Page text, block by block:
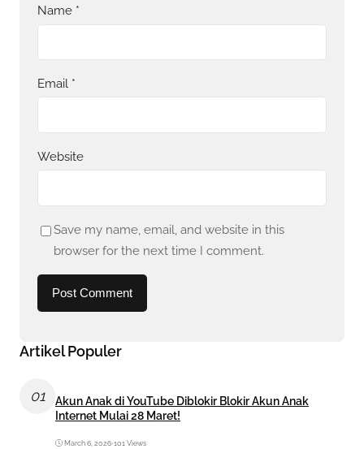
Name *
Email *
Website
Save my name, email, and website in this
browser for the next time I comment.
Artikel Populer
01
Akun Anak di YouTube Diblokir Blokir Akun Anak
Internet Mulai 28 Maret!
March 6, 2026•101 Views